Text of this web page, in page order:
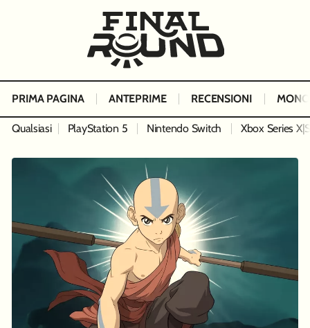
PRIMA PAGINA ANTEPRIME RECENSIONI
Qualsiasi PlayStation 5 Nintendo Switch Xbox Series